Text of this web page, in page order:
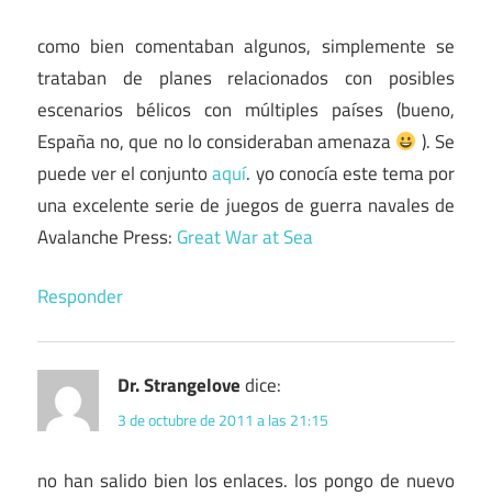
como bien comentaban algunos, simplemente se
trataban de planes relacionados con posibles
escenarios bélicos con múltiples países (bueno,
España no, que no lo consideraban amenaza
). Se
puede ver el conjuntoaquí. yo conocía este tema por
una excelente serie de juegos de guerra navales de
Avalanche Press: Great War at Sea
Responder
Dr. Strangelovedice:
3 de octubre de 2011 a las 21:15
no han salido bien los enlaces. los pongo de nuevo